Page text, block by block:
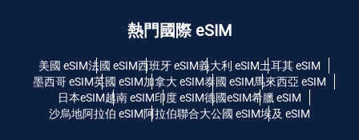
熱門國際 eSIM
美國 eSIM法國 eSIM西班牙 eSIM義大利 eSIM土耳其 eSIM
墨西哥 eSIM英國 eSIM加拿大 eSIM泰國 eSIM馬來西亞 eSIM
日本eSIM越南 eSIM印度 eSIM德國eSIM希臘 eSIM
沙烏地阿拉伯 eSIM阿拉伯聯合大公國 eSIM埃及 eSIM